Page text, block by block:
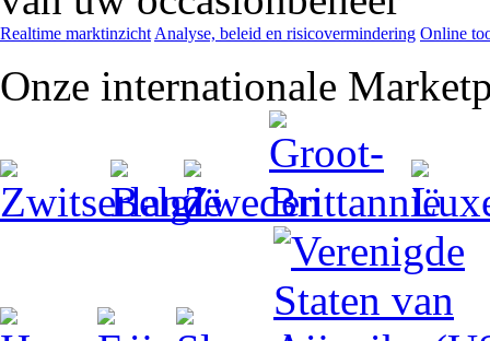
Realtime marktinzicht Analyse, beleid en risicovermindering Online
Onze internationale